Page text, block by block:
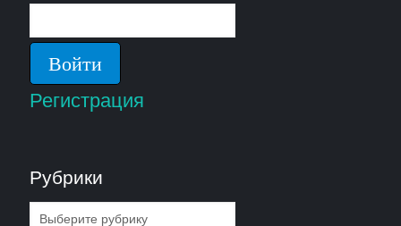
Регистрация
Рубрики
Рубрики